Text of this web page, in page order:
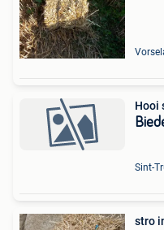
Hooi
Sint-
stro